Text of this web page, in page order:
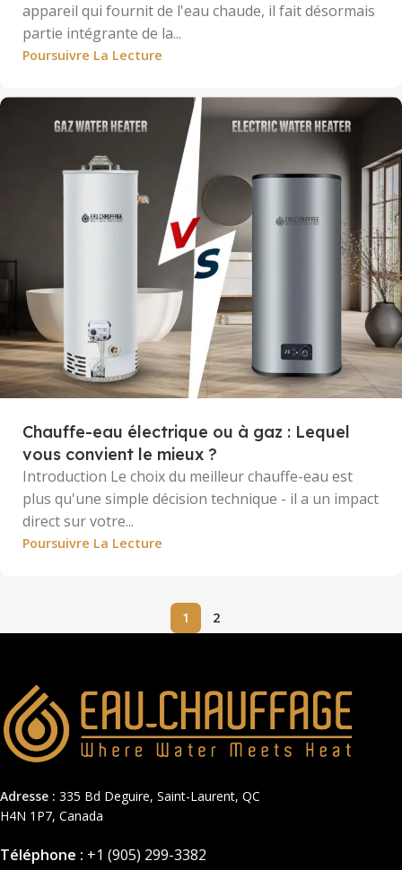
appareil qui fournit de l'eau chaude, il fait désormais
partie intégrante de la...
Poursuivre La Lecture
Chauffe-eau électrique ou à gaz : Lequel
vous convient le mieux ?
Introduction Le choix du meilleur chauffe-eau est
plus qu'une simple décision technique - il a un impact
direct sur votre...
Poursuivre La Lecture
1 2
Adresse : 335 Bd Deguire, Saint-Laurent, QC
H4N 1P7, Canada
Téléphone : +1 (905) 299-3382